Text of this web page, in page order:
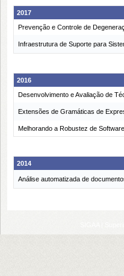
2017
Prevenção e Controle de
Infraestrutura de Suporte para
2016
Desenvolvimento e Avaliação de
Extensões de Gramáticas de
Melhorando a Robustez de
2014
Análise automatizada de